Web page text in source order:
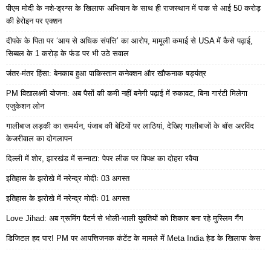
पीएम मोदी के नशे-ड्रग्स के खिलाफ अभियान के साथ ही राजस्थान में पाक से आई 50 करोड़
की हेरोइन पर एक्शन
दीपके के पिता पर ‘आय से अधिक संपत्ति’ का आरोप, मामूली कमाई से USA में कैसे पढ़ाई,
सिब्बल के 1 करोड़ के फंड पर भी उठे सवाल
जंतर-मंतर हिंसा: बेनकाब हुआ पाकिस्तान कनेक्शन और खौफनाक षड्यंत्र
PM विद्यालक्ष्मी योजना: अब पैसों की कमी नहीं बनेगी पढ़ाई में रुकावट, बिना गारंटी मिलेगा
एजुकेशन लोन
गालीबाज लड़की का समर्थन, पंजाब की बेटियों पर लाठियां, देखिए गालीबाजों के बॉस अरविंद
केजरीवाल का दोगलापन
दिल्ली में शोर, झारखंड में सन्नाटा: पेपर लीक पर विपक्ष का दोहरा रवैया
इतिहास के झरोखे में नरेन्द्र मोदीः 03 अगस्त
इतिहास के झरोखे में नरेन्द्र मोदीः 01 अगस्त
Love Jihad: अब ग्रूमिंग पैटर्न से भोली-भाली युवतियों को शिकार बना रहे मुस्लिम गैंग
डिजिटल हद पार! PM पर आपत्तिजनक कंटेंट के मामले में Meta India हेड के खिलाफ केस